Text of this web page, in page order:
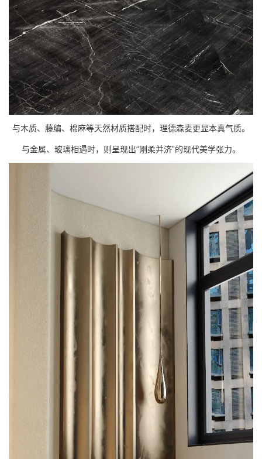
与木质、藤编、棉麻等天然材质搭配时，理德森麦更显本真气质。
与金属、玻璃相遇时，则呈现出“刚柔并济”的现代美学张力。